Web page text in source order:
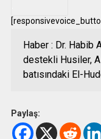
Haber : Dr. Habib
destekli Husiler,
batısındaki El-
Paylaş: